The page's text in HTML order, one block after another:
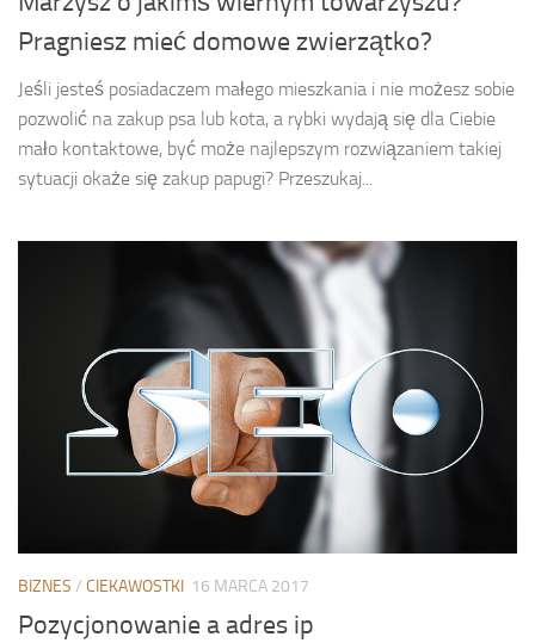
Pragniesz mieć domowe zwierzątko?
Jeśli jesteś posiadaczem małego mieszkania i nie możesz sobie
pozwolić na zakup psa lub kota, a rybki wydają się dla Ciebie
mało kontaktowe, być może najlepszym rozwiązaniem takiej
sytuacji okaże się zakup papugi? Przeszukaj...
BIZNES / CIEKAWOSTKI 16 MARCA 2017
Pozycjonowanie a adres ip